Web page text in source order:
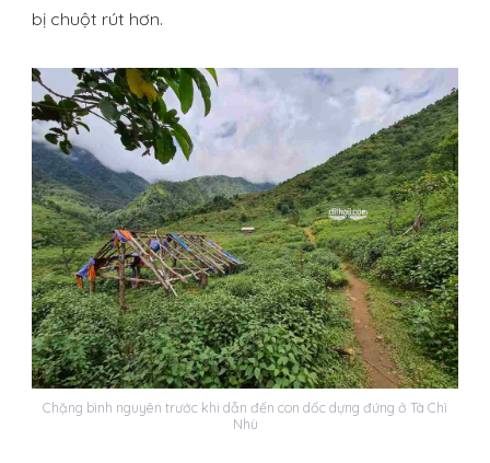
bị chuột rút hơn.
Chặng bình nguyên trước khi dẫn đến con dốc dựng đứng ở Tà Chì
Nhù